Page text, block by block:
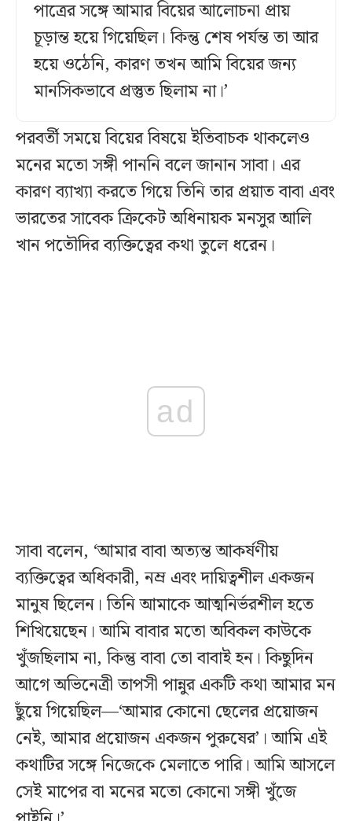
পাত্রের সঙ্গে আমার বিয়ের আলোচনা প্রায়
চূড়ান্ত হয়ে গিয়েছিল। কিন্তু শেষ পর্যন্ত তা আর
হয়ে ওঠেনি, কারণ তখন আমি বিয়ের জন্য
মানসিকভাবে প্রস্তুত ছিলাম না।’
পরবর্তী সময়ে বিয়ের বিষয়ে ইতিবাচক থাকলেও
মনের মতো সঙ্গী পাননি বলে জানান সাবা। এর
কারণ ব্যাখ্যা করতে গিয়ে তিনি তার প্রয়াত বাবা এবং
ভারতের সাবেক ক্রিকেট অধিনায়ক মনসুর আলি
খান পতৌদির ব্যক্তিত্বের কথা তুলে ধরেন।
ad
সাবা বলেন, ‘আমার বাবা অত্যন্ত আকর্ষণীয়
ব্যক্তিত্বের অধিকারী, নম্র এবং দায়িত্বশীল একজন
মানুষ ছিলেন। তিনি আমাকে আত্মনির্ভরশীল হতে
শিখিয়েছেন। আমি বাবার মতো অবিকল কাউকে
খুঁজছিলাম না, কিন্তু বাবা তো বাবাই হন। কিছুদিন
আগে অভিনেত্রী তাপসী পান্নুর একটি কথা আমার মন
ছুঁয়ে গিয়েছিল—‘আমার কোনো ছেলের প্রয়োজন
নেই, আমার প্রয়োজন একজন পুরুষের’। আমি এই
কথাটির সঙ্গে নিজেকে মেলাতে পারি। আমি আসলে
সেই মাপের বা মনের মতো কোনো সঙ্গী খুঁজে